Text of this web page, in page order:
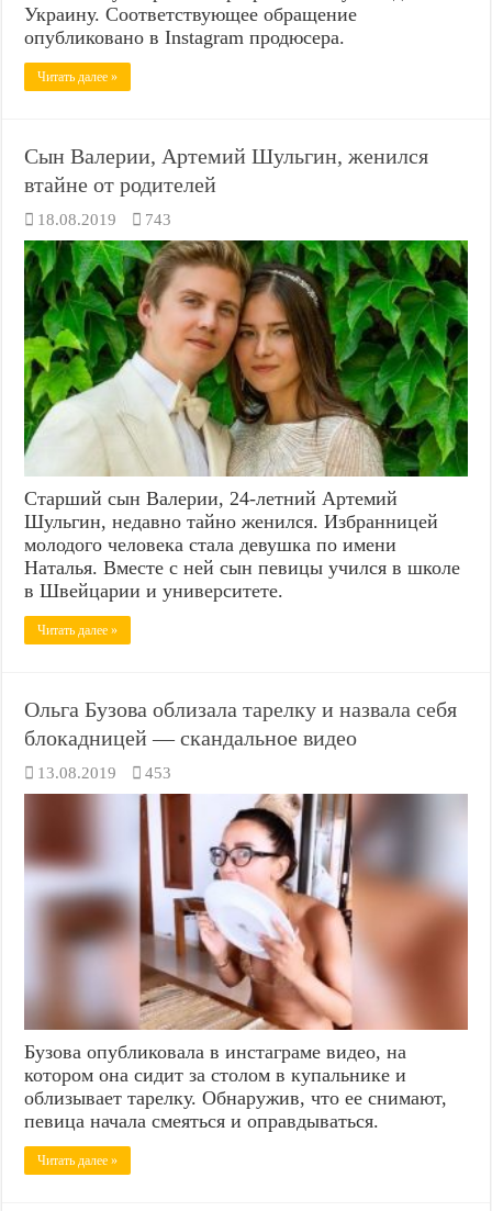
Украину. Соответствующее обращение
опубликовано в Instagram продюсера.
Читать далее »
Сын Валерии, Артемий Шульгин, женился
втайне от родителей
18.08.2019 743
Старший сын Валерии, 24-летний Артемий
Шульгин, недавно тайно женился. Избранницей
молодого человека стала девушка по имени
Наталья. Вместе с ней сын певицы учился в школе
в Швейцарии и университете.
Читать далее »
Ольга Бузова облизала тарелку и назвала себя
блокадницей — скандальное видео
13.08.2019 453
Бузова опубликовала в инстаграме видео, на
котором она сидит за столом в купальнике и
облизывает тарелку. Обнаружив, что ее снимают,
певица начала смеяться и оправдываться.
Читать далее »